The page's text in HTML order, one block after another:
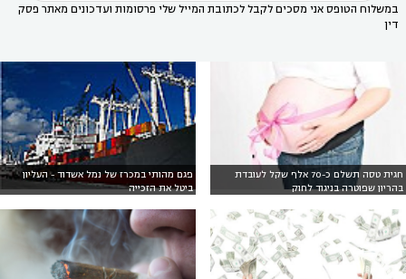
במשלוח הטופס אני מסכים לקבל לכתובת המייל שלי פרסומות ועדכונים מאתר פסק
דין
חגית טסה תשלם כ-70 אלף שקל לעובדת
בהריון שפוטרה בניגוד לחוק
פגם מהותי במכרז של נמל אשדוד - העליון
ביטל את הזכייה